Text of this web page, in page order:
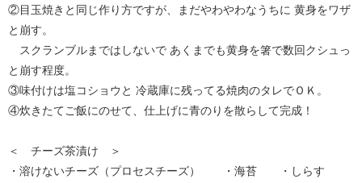
②目玉焼きと同じ作り方ですが、まだやわやわなうちに 黄身をワザ
と崩す。
スクランブルまではしないで あくまでも黄身を箸で数回クシュっ
と崩す程度。
③味付けは塩コショウと 冷蔵庫に残ってる焼肉のタレでＯＫ。
④炊きたてご飯にのせて、仕上げに青のりを散らして完成！
＜ チーズ茶漬け ＞
・溶けないチーズ（プロセスチーズ） ・海苔 ・しらす